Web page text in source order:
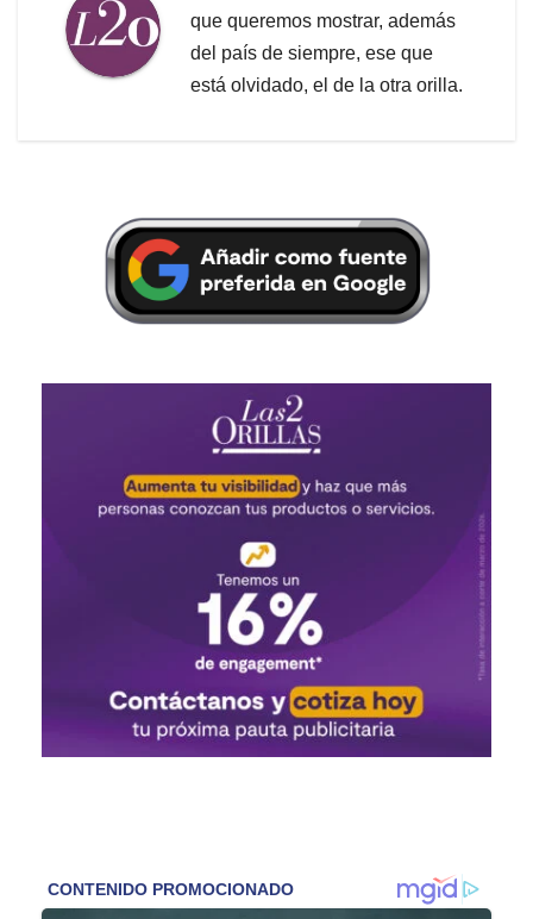
que queremos mostrar, además
del país de siempre, ese que
está olvidado, el de la otra orilla.